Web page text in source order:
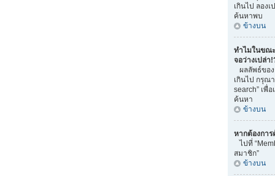
เกินไป ลอง
ค้นหาพบ
ข้างบน
ทำไมในขณ
จอว่างเปล่า
ผลลัพธ์ขอ
เกินไป กรุณ
search” เพื่
ค้นหา
ข้างบน
หากต้องกา
ไปที่
สมาชิก”
ข้างบน